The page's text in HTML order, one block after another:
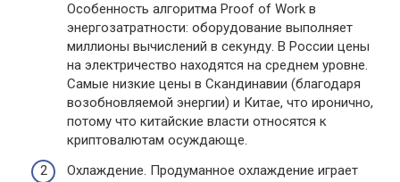
Особенность алгоритма Proof of Work в
энергозатратности: оборудование выполняет
миллионы вычислений в секунду. В России цены
на электричество находятся на среднем уровне.
Самые низкие цены в Скандинавии (благодаря
возобновляемой энергии) и Китае, что иронично,
потому что китайские власти относятся к
криптовалютам осуждающе.
Охлаждение. Продуманное охлаждение играет